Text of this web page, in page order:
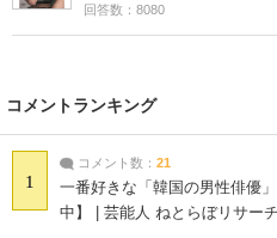
回答数：8080
コメントランキング
1
コメント数： 21
一番好きな「韓国の男性俳優
中】 | 芸能人 ねとらぼリサーチ